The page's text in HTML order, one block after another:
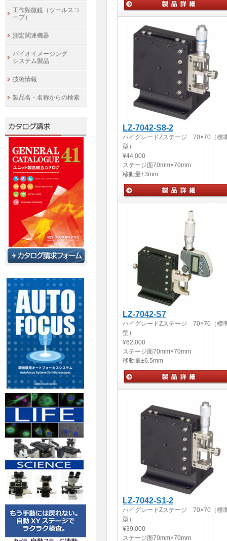
LZ-7042-S8-2
ハイグレードZステージ 70×70（標
型）
¥44,000
ステージ面70mm×70mm
移動量±3mm
LZ-7042-S7
ハイグレードZステージ 70×70（標
型）
¥62,000
ステージ面70mm×70mm
移動量±6.5mm
LZ-7042-S1-2
ハイグレードZステージ 70×70（標
型）
¥39,000
ステージ面70mm×70mm
工作顕微鏡（ツールスコ
ープ）
測定関連機器
バイオイメージング
システム製品
技術情報
製品名・名称からの検索